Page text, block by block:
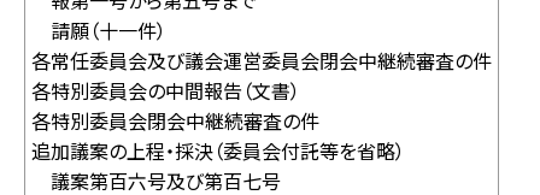
請願（十一件）
各常任委員会及び議会運営委員会閉会中継続審査の件
各特別委員会の中間報告（文書）
各特別委員会閉会中継続審査の件
追加議案の上程・採決（委員会付託等を省略）
議案第百六号及び第百七号